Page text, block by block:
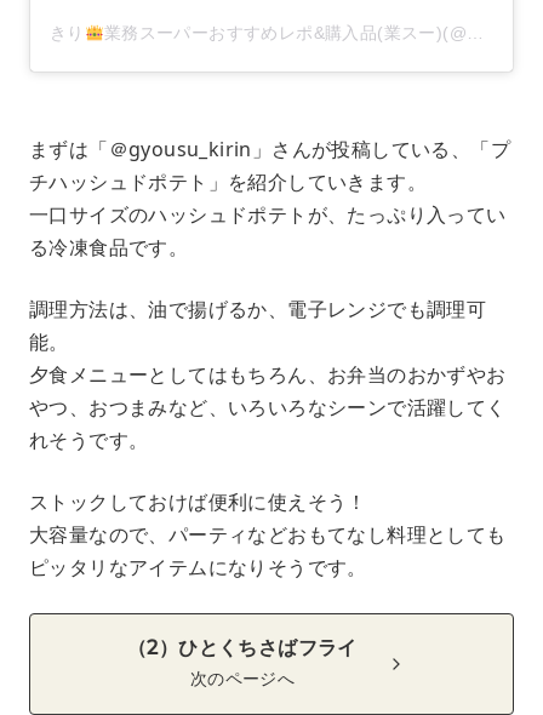
きり 業務スーパーおすすめレポ&購入品(業スー)(@gyousu_kirin)がシェアした投稿
まずは「＠gyousu_kirin」さんが投稿している、「プ
チハッシュドポテト」を紹介していきます。
一口サイズのハッシュドポテトが、たっぷり入ってい
る冷凍食品です。
調理方法は、油で揚げるか、電子レンジでも調理可
能。
夕食メニューとしてはもちろん、お弁当のおかずやお
やつ、おつまみなど、いろいろなシーンで活躍してく
れそうです。
ストックしておけば便利に使えそう！
大容量なので、パーティなどおもてなし料理としても
ピッタリなアイテムになりそうです。
（2）ひとくちさばフライ
次のページへ